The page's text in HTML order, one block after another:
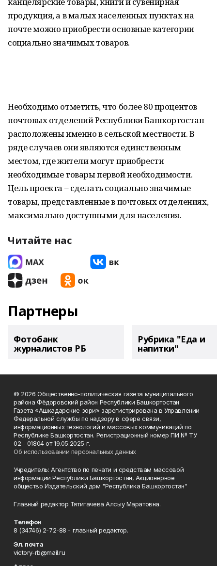
продукция, а в малых населенных пунктах на
почте можно приобрести основные категории
социально значимых товаров.
Необходимо отметить, что более 80 процентов
почтовых отделений Республики Башкортостан
расположены именно в сельской местности. В
ряде случаев они являются единственным
местом, где жители могут приобрести
необходимые товары первой необходимости.
Цель проекта – сделать социально значимые
товары, представленные в почтовых отделениях,
максимально доступными для населения.
Читайте нас
Партнеры
Фотобанк
журналистов РБ
Рубрика "Еда и
напитки"
© 2026 Общественно-политическая газета муниципального
района Фёдоровский район Республики Башкортостан
Газета «Ашкадарские зори» зарегистрирована в Управлении
Федеральной службы по надзору в сфере связи,
информационных технологий и массовых коммуникаций по
Республике Башкортостан. Регистрационный номер ПИ № ТУ
02 - 01804 от 19.05.2025 г.
Об использовании персональных данных
Учредитель: Агентство по печати и средствам массовой
информации Республики Башкортостан, Акционерное
общество Издательский дом "Республика Башкортостан"
Главный редактор Тятигачева Алсыу Маратовна.
Телефон
8 (34746) 2-72-88 - главный редактор.
Эл. почта
victory-rb@mail.ru